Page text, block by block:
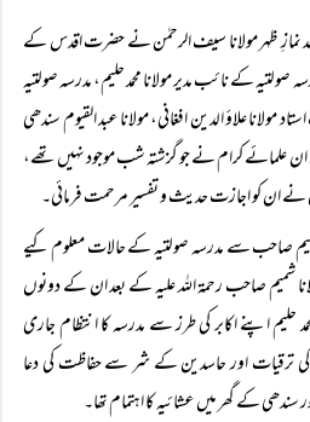
بعد نمازِ ظہر مولانا سیف الرحمٰن نے حضرت اقدس کے
صولتیہ کے نائب مدیر مولانا محمد حلیم، مدرسہ صولتیہ
علاؤ الدین افغانی، مولانا عبد القیوم سندھی
علمائے کرام نے جو گزشتہ شب موجود نہیں تھے،
کو اجازت حدیث و تفسیر مرحمت فرمائی۔
صاحب سے مدرسہ صولتیہ کے حالات معلوم کیے
شمیم صاحب رحمۃ اللہ علیہ کے بعد ان کے دونوں
حلیم اپنے اکابر کی طرز سے مدرسہ کا انتظام جاری
اور حاسدین کے شر سے حفاظت کی دعا
سندھی کے گھر میں عشائیہ کا اہتمام تھا۔